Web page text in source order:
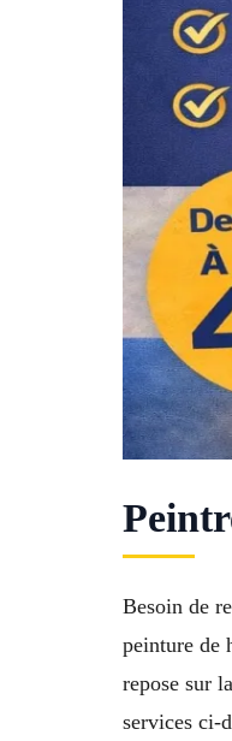
Besoin de
peinture de
repose sur
services ci-